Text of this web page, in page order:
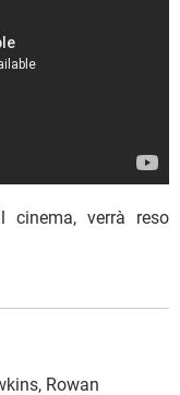
verrà reso
Rowan